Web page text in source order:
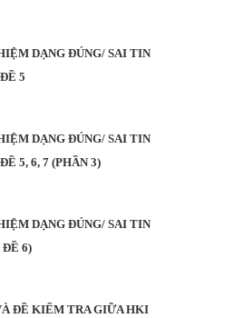
DẠNG ĐÚNG/ SAI TIN
5
DẠNG ĐÚNG/ SAI TIN
5, 6, 7 (PHẦN 3)
DẠNG ĐÚNG/ SAI TIN
ĐỀ 6)
ĐỀ KIỂM TRA GIỮA HKI